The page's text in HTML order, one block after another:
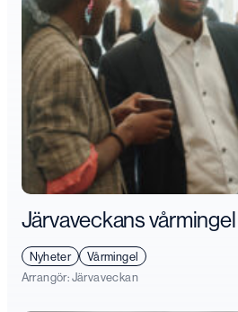
Järvaveckans
Nyheter
Vårmingel
Arrangör:Järvaveckan